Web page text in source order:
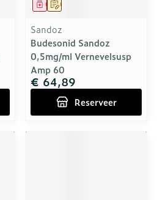
Op voorschrift
Geneesmiddel
Sandoz
Budesonid Sandoz
0,5mg/ml Vernevelsusp
Amp 60
€ 64,89
Reserveer